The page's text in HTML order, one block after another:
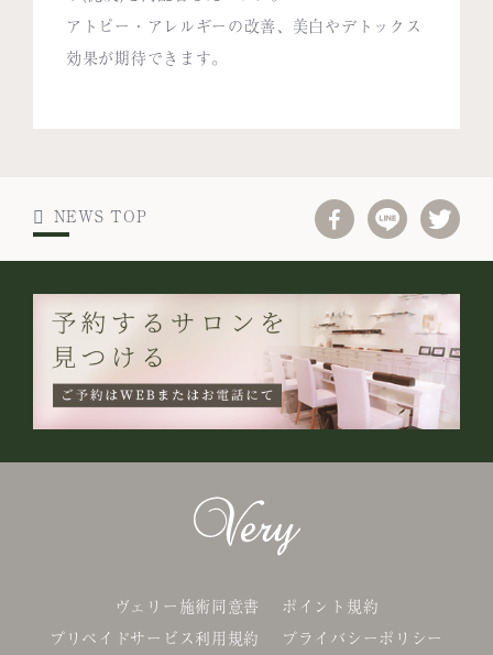
アトピー・アレルギーの改善、美白やデトックス
効果が期待できます。
NEWS TOP
ヴェリー施術同意書
ポイント規約
プリペイドサービス利用規約
プライバシーポリシー